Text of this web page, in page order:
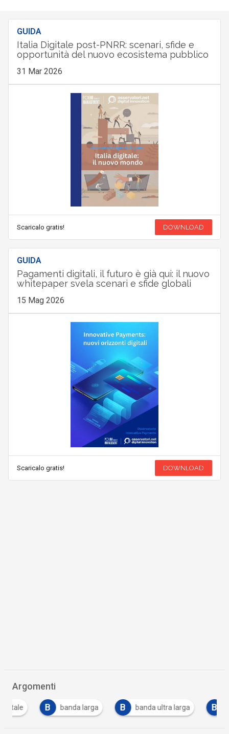
GUIDA
Italia Digitale post-PNRR: scenari, sfide e
opportunità del nuovo ecosistema pubblico
31 Mar 2026
Scaricalo gratis! DOWNLOAD
GUIDA
Pagamenti digitali, il futuro è già qui: il nuovo
whitepaper svela scenari e sfide globali
15 Mag 2026
Scaricalo gratis! DOWNLOAD
Argomenti
B banda larga B banda ultra larga B big data